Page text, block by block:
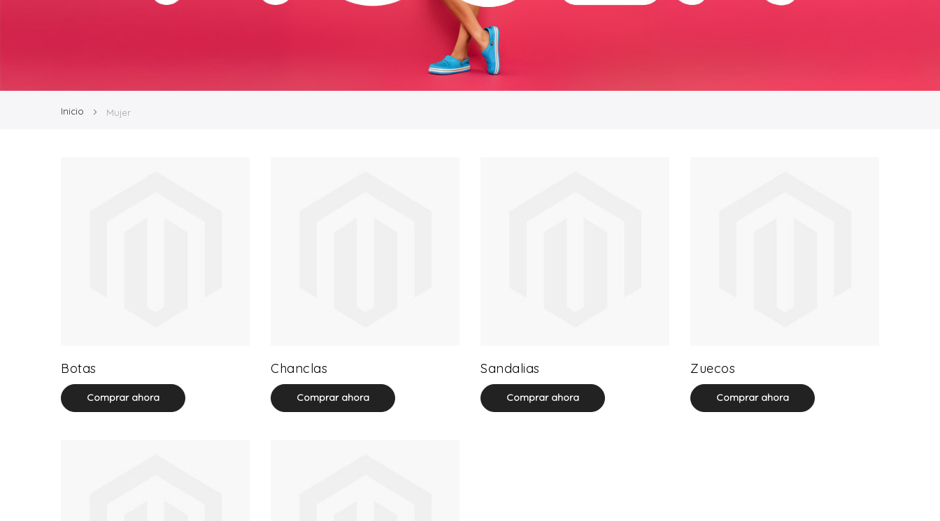
Inicio Mujer
Botas
Comprar ahora
Chanclas
Comprar ahora
Sandalias
Comprar ahora
Zuecos
Comprar ahora